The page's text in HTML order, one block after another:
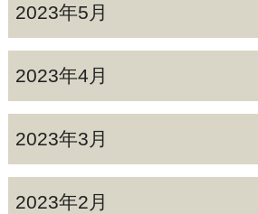
2023年5月
2023年4月
2023年3月
2023年2月